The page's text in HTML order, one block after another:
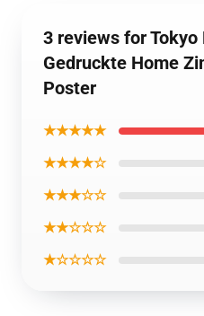
3 reviews for
Gedruckte Home
Poster
★★★★★
★★★★☆
★★★☆☆
★★☆☆☆
★☆☆☆☆